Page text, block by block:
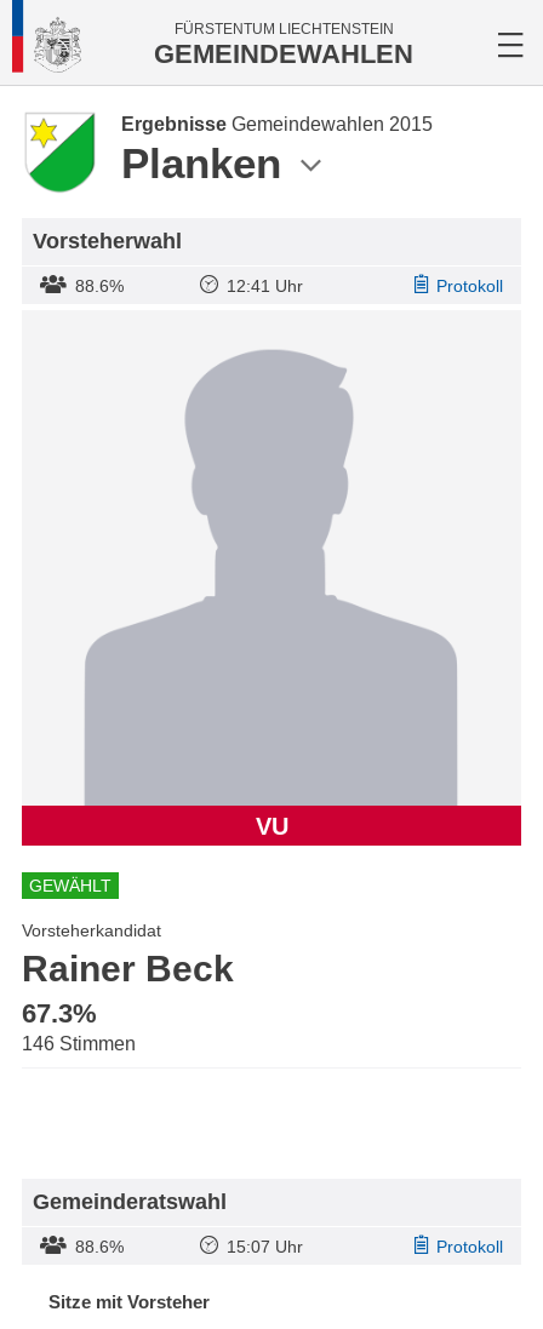
FÜRSTENTUM LIECHTENSTEIN
GEMEINDEWAHLEN
Ergebnisse Gemeindewahlen 2015
Planken
Vorsteherwahl
88.6% 12:41 Uhr Protokoll
VU
GEWÄHLT
Vorsteherkandidat
Rainer Beck
67.3%
146 Stimmen
Gemeinderatswahl
88.6% 15:07 Uhr Protokoll
Sitze mit Vorsteher